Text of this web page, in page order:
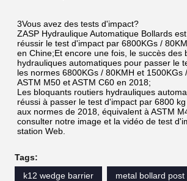
3Vous avez des tests d'impact?
ZASP Hydraulique Automatique Bollards
réussir le test d'impact par 6800KGs /
en Chine;Et encore une fois, le succès des
hydrauliques automatiques pour passer le
les normes 6800KGs / 80KMH et 1500KGs
ASTM M50 et ASTM C60 en 2018;
Les bloquants routiers hydrauliques
réussi à passer le test d'impact par 6800
aux normes de 2018, équivalent à ASTM
consulter notre image et la vidéo de test
station Web.
Tags:
k12 wedge barrier
metal bollard post